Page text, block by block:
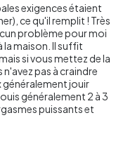
exigences étaient
ce qu'il remplit ! Très
problème pour moi
la maison. Il suffit
si vous mettez de la
pas à craindre
généralement jouir
généralement 2 à 3
puissants et